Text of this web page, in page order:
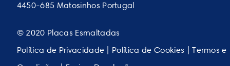
4450-685 Matosinhos Portugal
© 2020 Placas Esmaltadas
Política de Privacidade
Política de Cookies |Termos e